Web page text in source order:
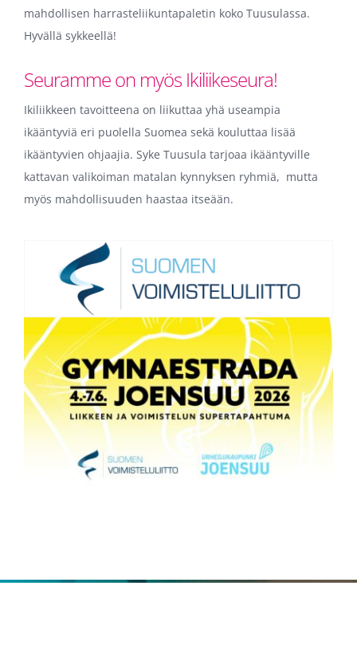
mahdollisen harrasteliikuntapaletin koko Tuusulassa.
Hyvällä sykkeellä!
Seuramme on myös Ikiliikeseura!
Ikiliikkeen tavoitteena on liikuttaa yhä useampia
ikääntyviä eri puolella Suomea sekä kouluttaa lisää
ikääntyvien ohjaajia. Syke Tuusula tarjoaa ikääntyville
kattavan valikoiman matalan kynnyksen ryhmiä, mutta
myös mahdollisuuden haastaa itseään.